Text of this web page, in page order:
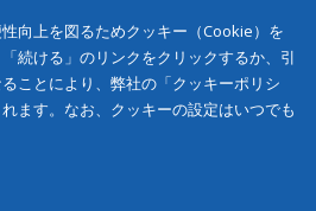
向上を図るためクッキー（Cookie）を
続ける」のリンクをクリックするか、引
ことにより、弊社の「クッキーポリシ
ます。なお、クッキーの設定はいつでも